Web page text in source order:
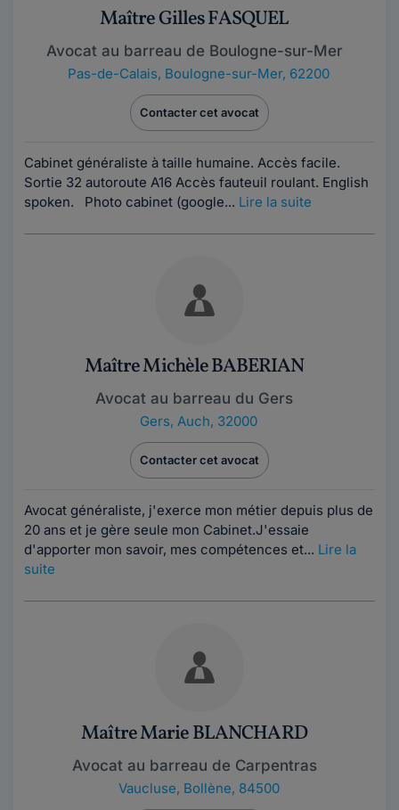
Maître Gilles FASQUEL
Avocat au barreau de Boulogne-sur-Mer
Pas-de-Calais, Boulogne-sur-Mer, 62200
Contacter cet avocat
Cabinet généraliste à taille humaine. Accès facile.
Sortie 32 autoroute A16 Accès fauteuil roulant. English
spoken. Photo cabinet (google... Lire la suite
Maître Michèle BABERIAN
Avocat au barreau du Gers
Gers, Auch, 32000
Contacter cet avocat
Avocat généraliste, j'exerce mon métier depuis plus de
20 ans et je gère seule mon Cabinet.J'essaie
d'apporter mon savoir, mes compétences et... Lire la
suite
Maître Marie BLANCHARD
Avocat au barreau de Carpentras
Vaucluse, Bollène, 84500